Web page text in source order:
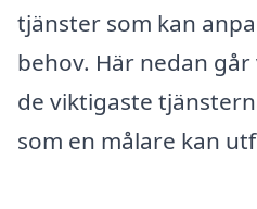
tjänster som kan
behov. Här nedan
de viktigaste
som en målare kan